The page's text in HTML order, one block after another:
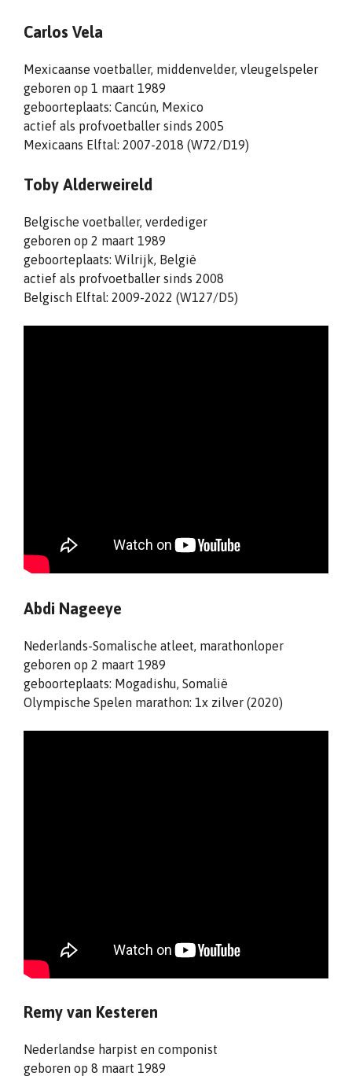
Carlos Vela
Mexicaanse voetballer, middenvelder, vleugelspeler
geboren op 1 maart 1989
geboorteplaats: Cancún, Mexico
actief als profvoetballer sinds 2005
Mexicaans Elftal: 2007-2018 (W72/D19)
Toby Alderweireld
Belgische voetballer, verdediger
geboren op 2 maart 1989
geboorteplaats: Wilrijk, België
actief als profvoetballer sinds 2008
Belgisch Elftal: 2009-2022 (W127/D5)
Abdi Nageeye
Nederlands-Somalische atleet, marathonloper
geboren op 2 maart 1989
geboorteplaats: Mogadishu, Somalië
Olympische Spelen marathon: 1x zilver (2020)
Remy van Kesteren
Nederlandse harpist en componist
geboren op 8 maart 1989